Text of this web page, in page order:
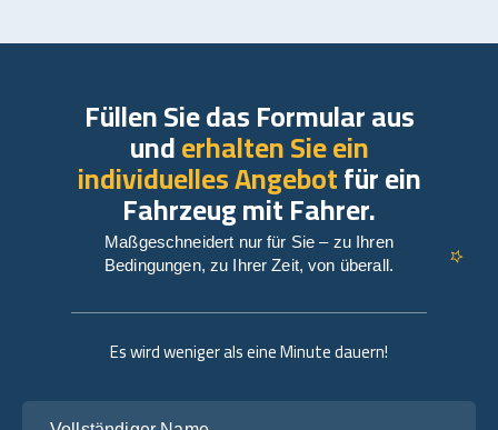
Es wird weniger als eine Minute dauern!
Füllen Sie das Formular aus
underhalten Sie ein
individuelles Angebotfür ein
Fahrzeug mit Fahrer.
Maßgeschneidert nur für Sie – zu Ihren
Bedingungen, zu Ihrer Zeit, von überall.